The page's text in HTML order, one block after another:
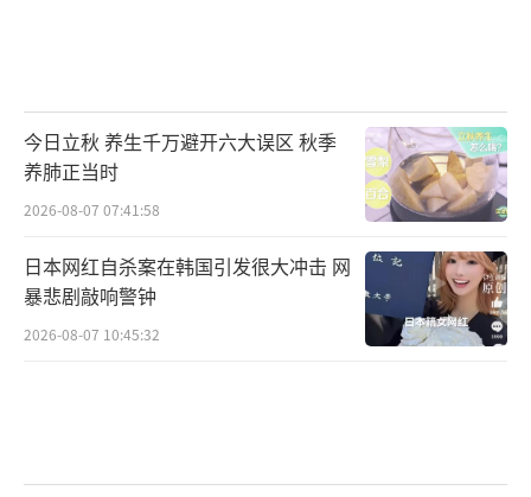
今日立秋 养生千万避开六大误区 秋季
养肺正当时
2026-08-07 07:41:58
日本网红自杀案在韩国引发很大冲击 网
暴悲剧敲响警钟
2026-08-07 10:45:32